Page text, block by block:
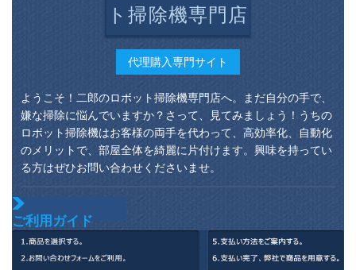
ト掃除機専門店
代理購入専門サイト
ようこそ！二郎のロボット掃除機専門店へ。まだ自分の手で、
嫌な掃除に悩んでいますか？さって、見てみましょう！うちの
ロボット掃除機はお客様の両手を代わって、高効率化、自動化
のメリットで、部屋全体を綺麗に片付けます。興味を持ってい
る方はぜひお問い合わせくださいませ。
ご利用ガイド